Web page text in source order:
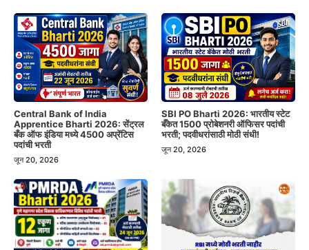
Central Bank of India
Apprentice Bharti 2026: सेंट्रल
बँक ऑफ इंडिया मध्ये 4500 अप्रेंटिस
पदांची भरती
जून 20, 2026
SBI PO Bharti 2026: भारतीय स्टेट
बँकेत 1500 प्रोबेशनरी ऑफिसर पदांची
भरती; पदवीधरांसाठी मोठी संधी!
जून 20, 2026